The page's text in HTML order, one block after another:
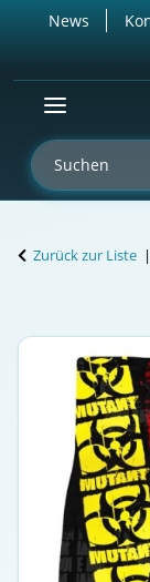
News
Zurück zur Liste